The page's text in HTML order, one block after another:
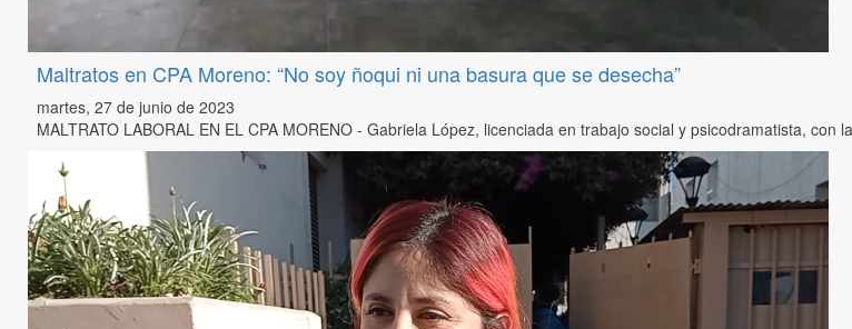
Maltratos en CPA Moreno: “No soy ñoqui ni una basura que se desecha”
martes, 27 de junio de 2023
MALTRATO LABORAL EN EL CPA MORENO - Gabriela López, licenciada en trabajo social y psicodramatista,